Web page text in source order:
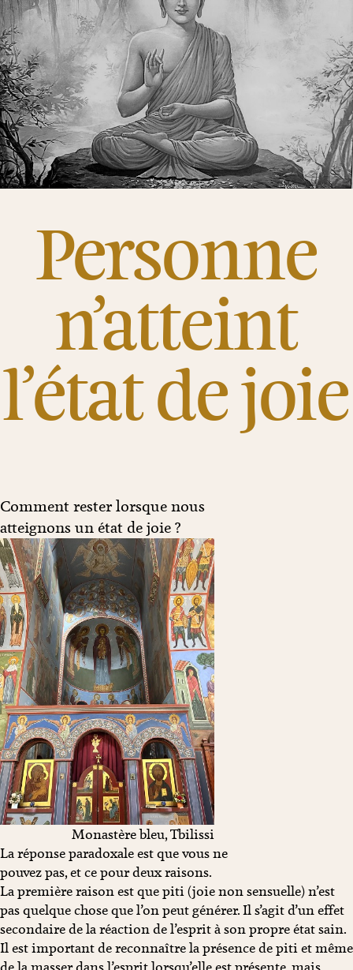
Personne
n’atteint
l’état de joie
Comment rester lorsque nous
atteignons un état de joie ?
Monastère bleu, Tbilissi
La réponse paradoxale est que vous ne
pouvez pas, et ce pour deux raisons.
La première raison est que piti (joie non sensuelle) n’est
pas quelque chose que l’on peut générer. Il s’agit d’un effet
secondaire de la réaction de l’esprit à son propre état sain.
Il est important de reconnaître la présence de piti et même